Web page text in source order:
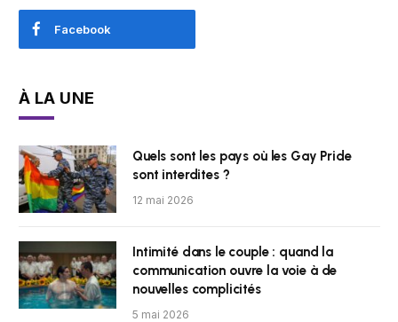
Facebook
À LA UNE
Quels sont les pays où les Gay Pride
sont interdites ?
12 mai 2026
Intimité dans le couple : quand la
communication ouvre la voie à de
nouvelles complicités
5 mai 2026